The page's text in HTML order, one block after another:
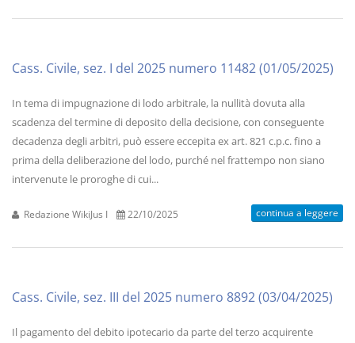
Cass. Civile, sez. I del 2025 numero 11482 (01/05/2025)
In tema di impugnazione di lodo arbitrale, la nullità dovuta alla
scadenza del termine di deposito della decisione, con conseguente
decadenza degli arbitri, può essere eccepita ex art. 821 c.p.c. fino a
prima della deliberazione del lodo, purché nel frattempo non siano
intervenute le proroghe di cui...
Redazione WikiJus I 22/10/2025 continua a leggere
Cass. Civile, sez. III del 2025 numero 8892 (03/04/2025)
Il pagamento del debito ipotecario da parte del terzo acquirente